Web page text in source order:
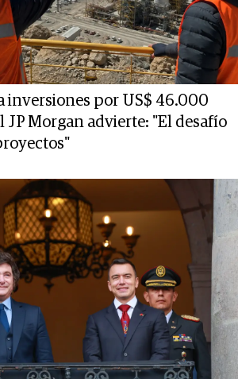
inversiones por US$ 46.000
JP Morgan advierte: "El desafío